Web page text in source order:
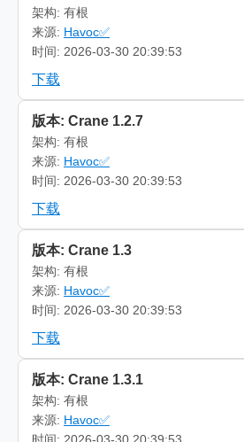
架构: 有根
来源: Havoc✅
时间: 2026-03-30 20:39:53
下载
版本: Crane 1.2.7
架构: 有根
来源: Havoc✅
时间: 2026-03-30 20:39:53
下载
版本: Crane 1.3
架构: 有根
来源: Havoc✅
时间: 2026-03-30 20:39:53
下载
版本: Crane 1.3.1
架构: 有根
来源: Havoc✅
时间: 2026-03-30 20:39:53